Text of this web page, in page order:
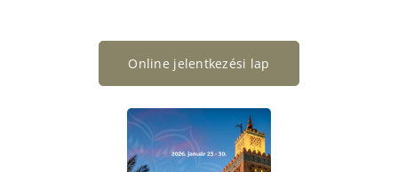
Online jelentkezési lap